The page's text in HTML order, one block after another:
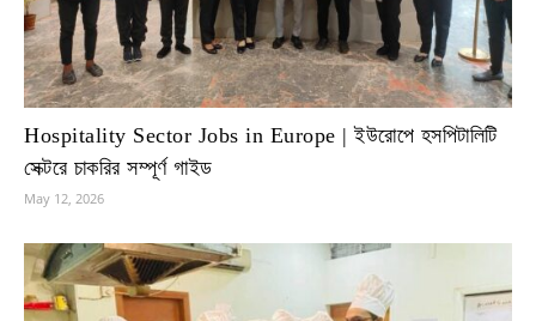
Hospitality Sector Jobs in Europe | ইউরোপে হসপিটালিটি
সেক্টরে চাকরির সম্পূর্ণ গাইড
May 12, 2026